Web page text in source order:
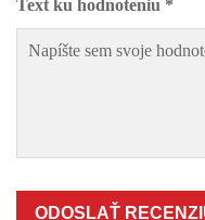
Text ku hodnoteniu *
ODOSLAŤ